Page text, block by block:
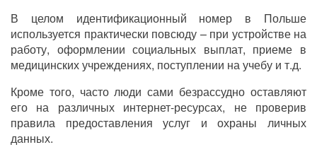
В целом идентификационный номер в Польше
используется практически повсюду – при устройстве на
работу, оформлении социальных выплат, приеме в
медицинских учреждениях, поступлении на учебу и т.д.
Кроме того, часто люди сами безрассудно оставляют
его на различных интернет-ресурсах, не проверив
правила предоставления услуг и охраны личных
данных.